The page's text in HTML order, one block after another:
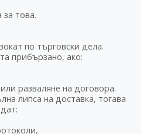
това.
по търговски дела.
прибързано, ако:
разваляне на договора.
липса на доставка, тогава